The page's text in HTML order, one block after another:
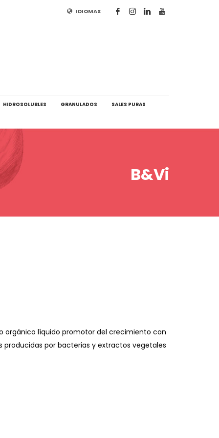
IDIOMAS
HIDROSOLUBLES GRANULADOS SALES PURAS
B&Vi
orgánico líquido promotor del crecimiento con
producidas por bacterias y extractos vegetales